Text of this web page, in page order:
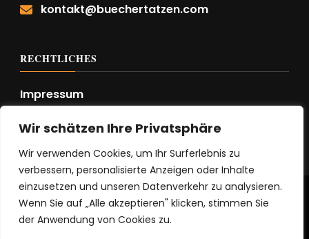
Wir schätzen Ihre Privatsphäre
Wir verwenden Cookies, um Ihr Surferlebnis zu
verbessern, personalisierte Anzeigen oder Inhalte
einzusetzen und unseren Datenverkehr zu analysieren.
Wenn Sie auf „Alle akzeptieren" klicken, stimmen Sie
der Anwendung von Cookies zu.
kontakt@buechertatzen.com
RECHTLICHES
Impressum
Datenschutzerklärung
© Copyright 2026buechertatzen. Alle Rechte
vorbehalten.Vilva | Entwickelt von